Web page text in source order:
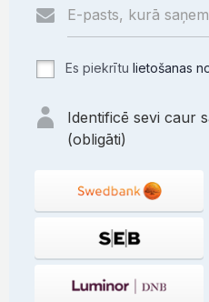
Es piekrītu lietošanas
Identificē sevi caur
(obligāti)